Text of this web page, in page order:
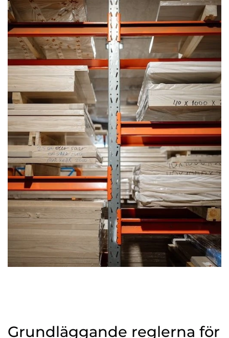
Grundläggande reglerna för